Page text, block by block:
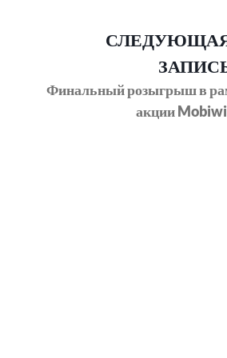
Предыдущий
Финальный розыгрыш в
акции